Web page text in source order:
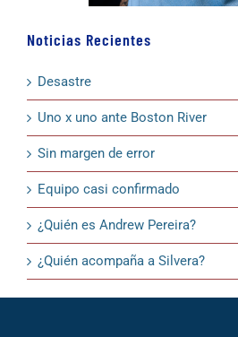
Noticias Recientes
Desastre
Uno x uno ante Boston River
Sin margen de error
Equipo casi confirmado
¿Quién es Andrew Pereira?
¿Quién acompaña a Silvera?